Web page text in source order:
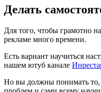
Делать
Для того, чтобы грамотно
рекламе много времени.
Есть вариант научиться
нашем ютуб канале
Но вы должны понимать то,